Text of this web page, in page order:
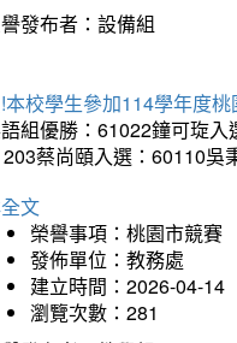
發布者：設備組
本校學生參加114學年度
組優勝：61022鐘可琁
蔡尚頤入選：60110吳
文
榮譽事項：桃園市競賽
發佈單位：教務處
建立時間：2026-04-14
瀏覽次數：281